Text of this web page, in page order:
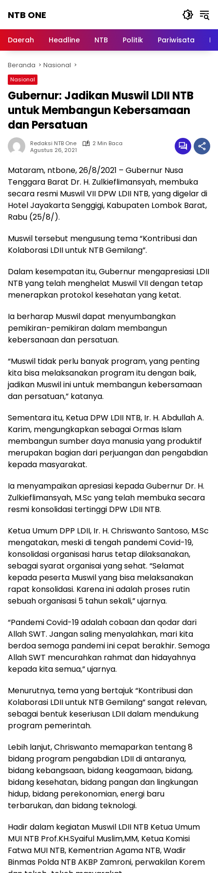
NTB ONE
dan
Berita
Lombok
Daerah Headline NTB Politik Pariwisata
Beranda Nasional
Nasional
Gubernur: Jadikan Muswil LDII NTB
untuk Membangun Kebersamaan
dan Persatuan
Redaksi NTB One
2 Min Baca
Agustus 26, 2021
Mataram, ntbone, 26/8/2021 – Gubernur Nusa
Tenggara Barat Dr. H. Zulkieflimansyah, membuka
secara resmi Muswil VII DPW LDII NTB, yang digelar di
Hotel Jayakarta Senggigi, Kabupaten Lombok Barat,
Rabu (25/8/).
Muswil tersebut mengusung tema “Kontribusi dan
Kolaborasi LDII untuk NTB Gemilang”.
Dalam kesempatan itu, Gubernur mengapresiasi LDII
NTB yang telah menghelat Muswil VII dengan tetap
menerapkan protokol kesehatan yang ketat.
Ia berharap Muswil dapat menyumbangkan
pemikiran-pemikiran dalam membangun
kebersanaan dan persatuan.
“Muswil tidak perlu banyak program, yang penting
kita bisa melaksanakan program itu dengan baik,
jadikan Muswil ini untuk membangun kebersamaan
dan persatuan,” katanya.
Sementara itu, Ketua DPW LDII NTB, Ir. H. Abdullah A.
Karim, mengungkapkan sebagai Ormas Islam
membangun sumber daya manusia yang produktif
merupakan bagian dari perjuangan dan pengabdian
kepada masyarakat.
Ia menyampaikan apresiasi kepada Gubernur Dr. H.
Zulkieflimansyah, M.Sc yang telah membuka secara
resmi konsolidasi tertinggi DPW LDII NTB.
Ketua Umum DPP LDII, Ir. H. Chriswanto Santoso, M.Sc
mengatakan, meski di tengah pandemi Covid-19,
konsolidasi organisasi harus tetap dilaksanakan,
sebagai syarat organisai yang sehat. “Selamat
kepada peserta Muswil yang bisa melaksanakan
rapat konsolidasi. Karena ini adalah proses rutin
sebuah organisasi 5 tahun sekali,” ujarnya.
“Pandemi Covid-19 adalah cobaan dan qodar dari
Allah SWT. Jangan saling menyalahkan, mari kita
berdoa semoga pandemi ini cepat berakhir. Semoga
Allah SWT mencurahkan rahmat dan hidayahnya
kepada kita semua,” ujarnya.
Menurutnya, tema yang bertajuk “Kontribusi dan
Kolaborasi LDII untuk NTB Gemilang” sangat relevan,
sebagai bentuk keseriusan LDII dalam mendukung
program pemerintah.
Lebih lanjut, Chriswanto memaparkan tentang 8
bidang program pengabdian LDII di antaranya,
bidang kebangsaan, bidang keagamaan, bidang,
bidang kesehatan, bidang pangan dan lingkungan
hidup, bidang perekonomian, energi baru
terbarukan, dan bidang teknologi.
Hadir dalam kegiatan Muswil LDII NTB Ketua Umum
MUI NTB Prof.KH.Syaiful Muslim,MM, Ketua Komisi
Fatwa MUI NTB, Kementrian Agama NTB, Wadir
Binmas Polda NTB AKBP Zamroni, perwakilan Korem